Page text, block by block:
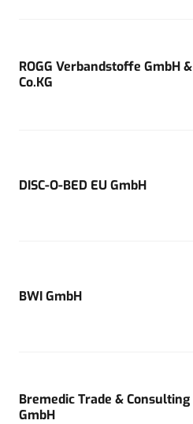
ROGG Verbandstoffe GmbH &
Co.KG
DISC-O-BED EU GmbH
BWI GmbH
Bremedic Trade & Consulting
GmbH